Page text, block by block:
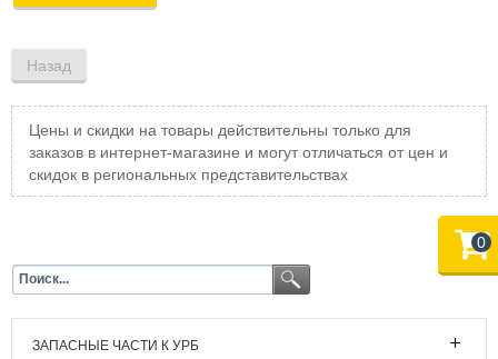
Цены и скидки на товары действительны только для
заказов в интернет-магазине и могут отличаться от цен и
скидок в региональных представительствах
ЗАПАСНЫЕ ЧАСТИ К УРБ
0